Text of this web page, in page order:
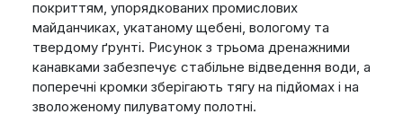
покриттям, упорядкованих промислових
майданчиках, укатаному щебені, вологому та
твердому ґрунті. Рисунок з трьома дренажними
канавками забезпечує стабільне відведення води, а
поперечні кромки зберігають тягу на підйомах і на
зволоженому пилуватому полотні.